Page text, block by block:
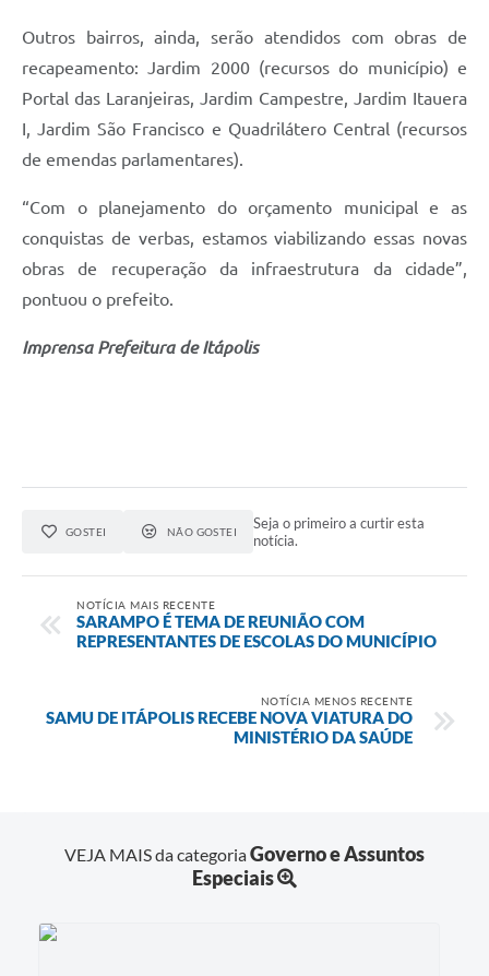
Diário Oficial
Outros bairros, ainda, serão atendidos com obras de
recapeamento: Jardim 2000 (recursos do município) e
Portal das Laranjeiras, Jardim Campestre, Jardim Itauera
I, Jardim São Francisco e Quadrilátero Central (recursos
de emendas parlamentares).
“Com o planejamento do orçamento municipal e as
conquistas de verbas, estamos viabilizando essas novas
obras de recuperação da infraestrutura da cidade”,
pontuou o prefeito.
Imprensa Prefeitura de Itápolis
GOSTEI NÃO GOSTEI
Seja o primeiro a curtir esta
notícia.
NOTÍCIA MAIS RECENTE
SARAMPO É TEMA DE REUNIÃO COM
REPRESENTANTES DE ESCOLAS DO MUNICÍPIO
NOTÍCIA MENOS RECENTE
SAMU DE ITÁPOLIS RECEBE NOVA VIATURA DO
MINISTÉRIO DA SAÚDE
VEJA MAIS da categoriaGoverno e Assuntos
Especiais